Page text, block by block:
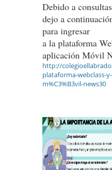
Debido a
dejo a
para ingresar
a la plataforma
aplicación Móvil
http://
plataforma-webclass-
m%C3%B3vil-news30